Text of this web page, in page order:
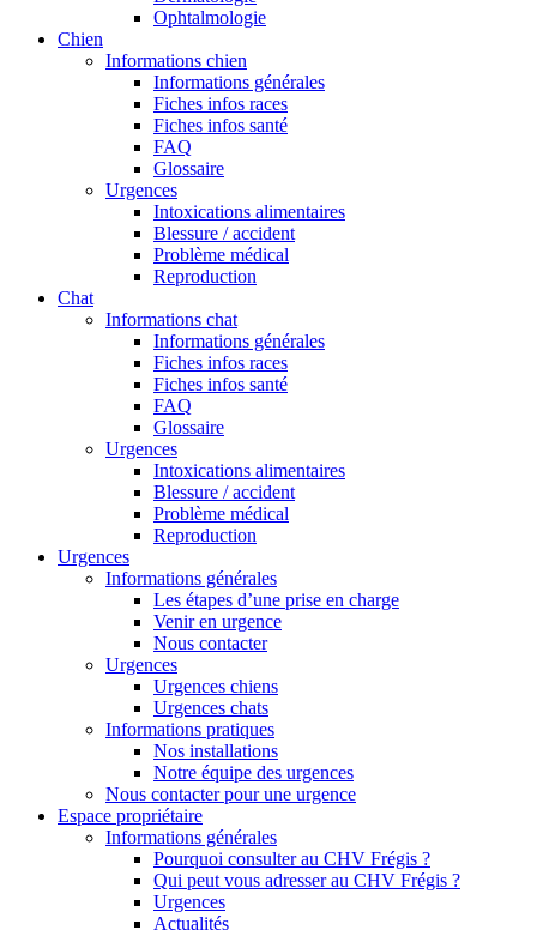
Ophtalmologie
Chien
Informations chien
Informations générales
Fiches infos races
Fiches infos santé
FAQ
Glossaire
Urgences
Intoxications alimentaires
Blessure / accident
Problème médical
Reproduction
Chat
Informations chat
Informations générales
Fiches infos races
Fiches infos santé
FAQ
Glossaire
Urgences
Intoxications alimentaires
Blessure / accident
Problème médical
Reproduction
Urgences
Informations générales
Les étapes d’une prise en charge
Venir en urgence
Nous contacter
Urgences
Urgences chiens
Urgences chats
Informations pratiques
Nos installations
Notre équipe des urgences
Nous contacter pour une urgence
Espace propriétaire
Informations générales
Pourquoi consulter au CHV Frégis ?
Qui peut vous adresser au CHV Frégis ?
Urgences
Actualités